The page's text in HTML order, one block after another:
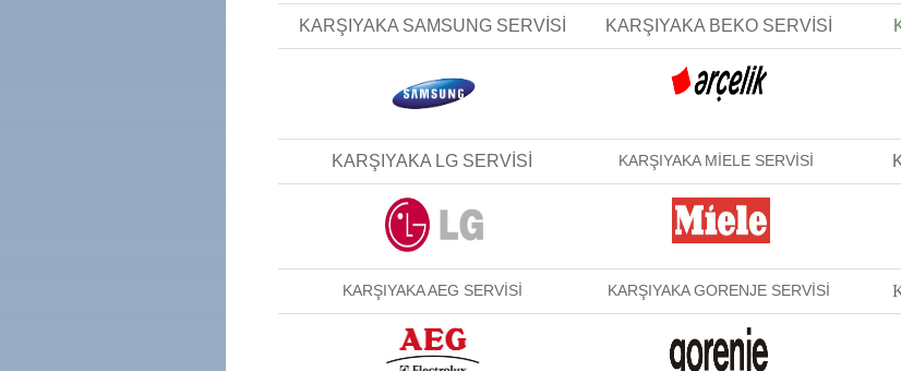
KARŞIYAKA SAMSUNG SERVİSİ KARŞIYAKA BEKO SERVİSİ
KARŞIYAKA LG SERVİSİ KARŞIYAKA MİELE SERVİSİ
KARŞIYAKA AEG SERVİSİ KARŞIYAKA GORENJE SERVİSİ